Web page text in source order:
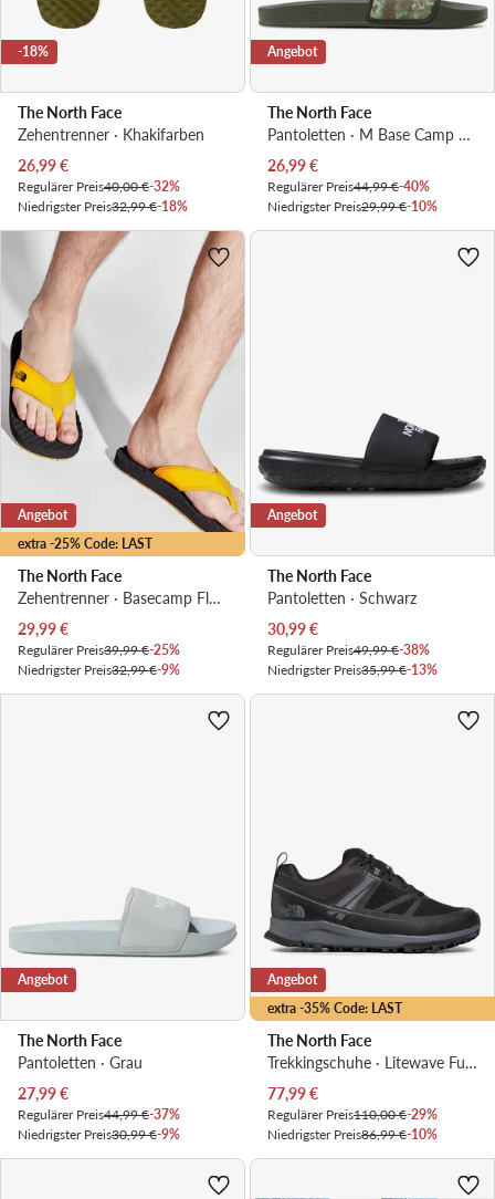
-18%
The North Face
Zehentrenner · Khakifarben
Aktueller Preis
26,99€
Regulärer Preis40,00 €-32%
Niedrigster Preis32,99 €-18%
Angebot
The North Face
Pantoletten · M Base Camp Slide Iii NF0A4T2RIYL1 · Grün
Aktueller Preis
26,99€
Regulärer Preis44,99 €-40%
Niedrigster Preis29,99 €-10%
extra -25% Code: LAST
Angebot
The North Face
Zehentrenner · Basecamp Flpflp II NF0A47AAZU31 · Gelb
Aktueller Preis
29,99€
Regulärer Preis39,99 €-25%
Niedrigster Preis32,99 €-9%
Angebot
The North Face
Pantoletten · Schwarz
Aktueller Preis
30,99€
Regulärer Preis49,99 €-38%
Niedrigster Preis35,99 €-13%
Angebot
The North Face
Pantoletten · Grau
Aktueller Preis
27,99€
Regulärer Preis44,99 €-37%
Niedrigster Preis30,99 €-9%
extra -35% Code: LAST
Angebot
The North Face
Trekkingschuhe · Litewave Futurelight NF0A4PFGKZ21 · Schwarz
Aktueller Preis
77,99€
Regulärer Preis110,00 €-29%
Niedrigster Preis86,99 €-10%